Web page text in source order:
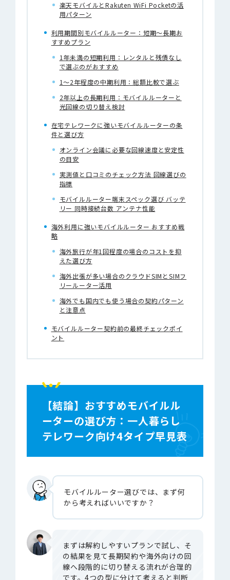
楽天モバイルとRakuten WiFi Pocketの活
用パターン
利用期間別モバイルルーター：短期〜長期お
すすめプラン
1年未満の短期利用：レンタルと残債なし
で選ぶのがおすすめ
1〜2年程度の中期利用：総額比較で選ぶ
2年以上の長期利用：モバイルルーターと
光回線の切り替え検討
在宅テレワークに強いモバイルルーターの条
件と選び方
オンライン会議に必要な回線速度と安定性
の目安
実測値と口コミのチェック方法 回線選びの
指標
モバイルルーター端末スペック選び バッテ
リー 同時接続台数 アンテナ性能
海外利用に強いモバイルルーター おすすめ戦
略
海外旅行が年1回程度の場合のコストを抑
えた選び方
海外出張が多い場合のクラウドSIMとSIMフ
リールーター活用
海外でも国内でも使う場合の契約パターン
と注意点
モバイルルーター契約前の最終チェックポイ
ント
【結論】おすすめモバイルル
ーターの選び方：一人暮らし
テレワーク向け4タイプ早見表
モバイルルーター選びでは、まず何
から考えればいいですか？
まずは解約しやすいプランで試し、そ
の結果を見て長期契約や海外向けの回
線へ段階的に切り替える流れが合理的
です。4つの型に分けて考えると判断